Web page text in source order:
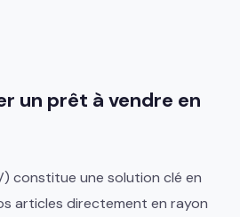
un prêt à vendre en
constitue une solution clé en
articles directement en rayon